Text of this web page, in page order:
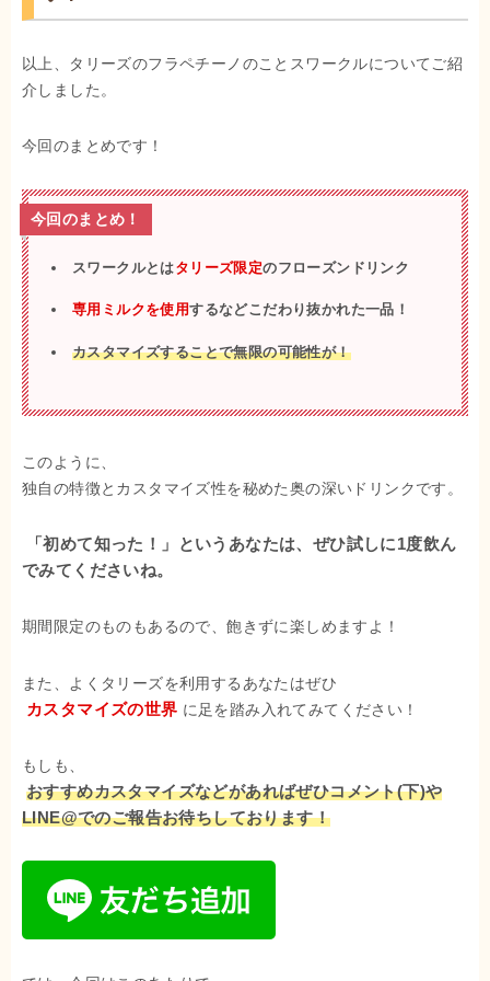
以上、タリーズのフラペチーノのことスワークルについてご紹
介しました。
今回のまとめです！
今回のまとめ！
スワークルとはタリーズ限定のフローズンドリンク
専用ミルクを使用するなどこだわり抜かれた一品！
カスタマイズすることで無限の可能性が！
このように、
独自の特徴とカスタマイズ性を秘めた奥の深いドリンクです。
「初めて知った！」というあなたは、ぜひ試しに1度飲ん
でみてくださいね。
期間限定のものもあるので、飽きずに楽しめますよ！
また、よくタリーズを利用するあなたはぜひ
カスタマイズの世界 に足を踏み入れてみてください！
もしも、
おすすめカスタマイズなどがあればぜひコメント(下)や
LINE@でのご報告お待ちしております！